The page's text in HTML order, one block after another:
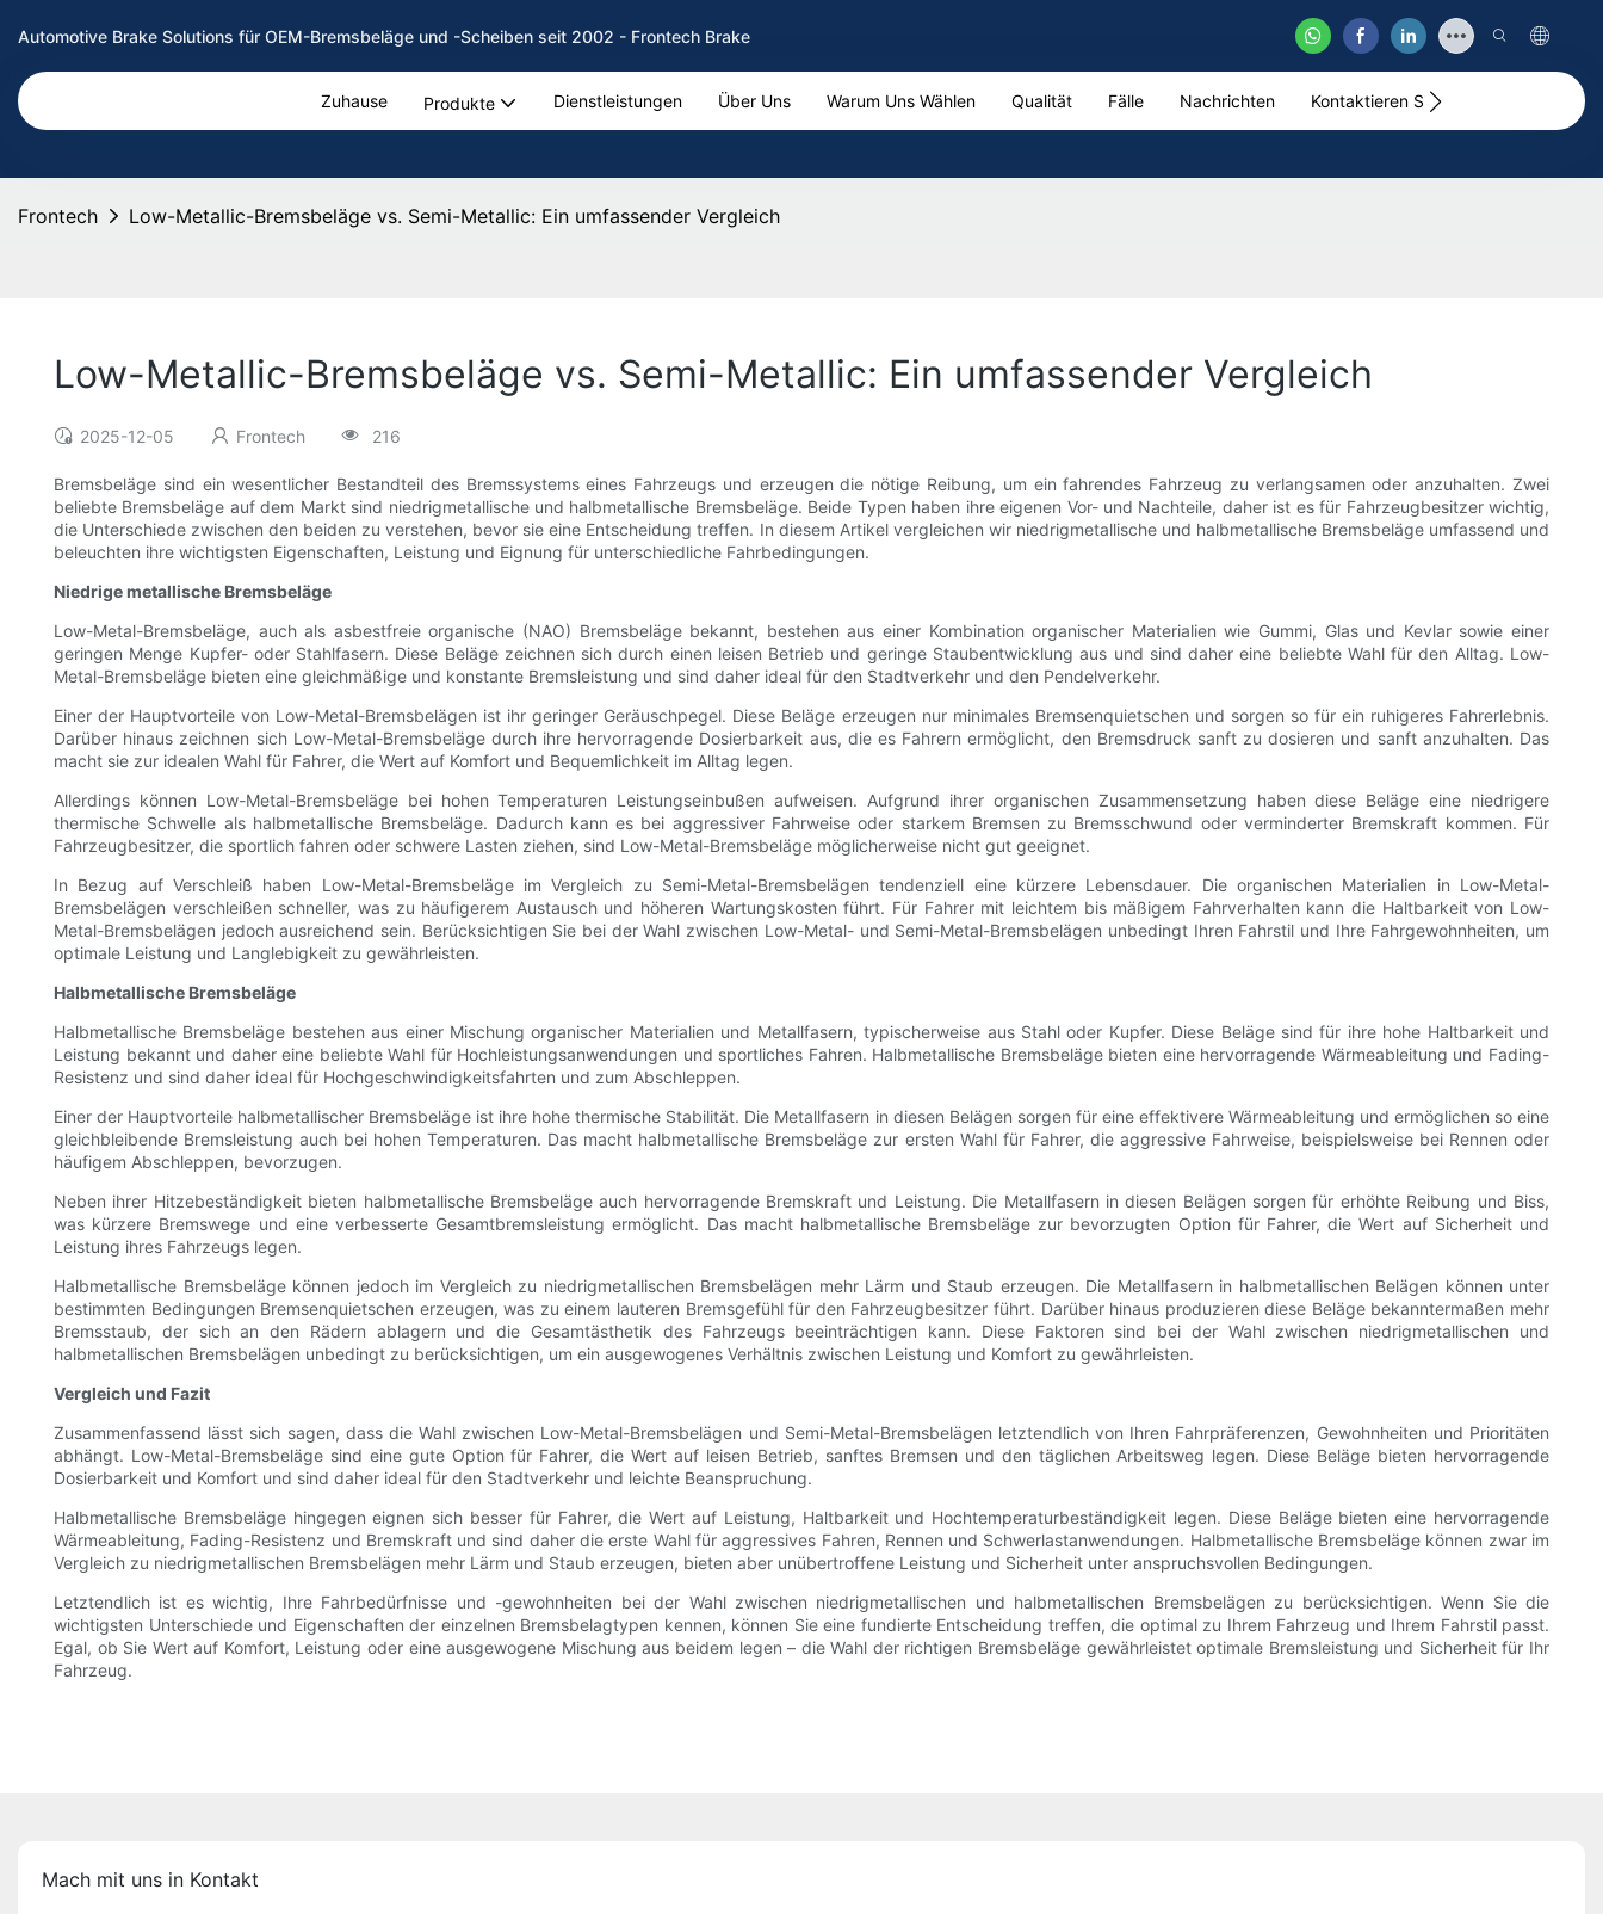
Automotive Brake Solutions für OEM-Bremsbeläge und -Scheiben seit 2002 - Frontech Brake
Zuhause Produkte Dienstleistungen Über Uns Warum Uns Wählen Qualität Fälle Nachrichten Kontaktieren Sie Uns
Frontech Low-Metallic-Bremsbeläge vs. Semi-Metallic: Ein umfassender Vergleich
Low-Metallic-Bremsbeläge vs. Semi-Metallic: Ein umfassender Vergleich
2025-12-05 Frontech 216
Bremsbeläge sind ein wesentlicher Bestandteil des Bremssystems eines Fahrzeugs und erzeugen die nötige Reibung, um ein fahrendes Fahrzeug zu verlangsamen oder anzuhalten. Zwei
beliebte Bremsbeläge auf dem Markt sind niedrigmetallische und halbmetallische Bremsbeläge. Beide Typen haben ihre eigenen Vor- und Nachteile, daher ist es für Fahrzeugbesitzer wichtig,
die Unterschiede zwischen den beiden zu verstehen, bevor sie eine Entscheidung treffen. In diesem Artikel vergleichen wir niedrigmetallische und halbmetallische Bremsbeläge umfassend und
beleuchten ihre wichtigsten Eigenschaften, Leistung und Eignung für unterschiedliche Fahrbedingungen.
Niedrige metallische Bremsbeläge
Low-Metal-Bremsbeläge, auch als asbestfreie organische (NAO) Bremsbeläge bekannt, bestehen aus einer Kombination organischer Materialien wie Gummi, Glas und Kevlar sowie einer
geringen Menge Kupfer- oder Stahlfasern. Diese Beläge zeichnen sich durch einen leisen Betrieb und geringe Staubentwicklung aus und sind daher eine beliebte Wahl für den Alltag. Low-
Metal-Bremsbeläge bieten eine gleichmäßige und konstante Bremsleistung und sind daher ideal für den Stadtverkehr und den Pendelverkehr.
Einer der Hauptvorteile von Low-Metal-Bremsbelägen ist ihr geringer Geräuschpegel. Diese Beläge erzeugen nur minimales Bremsenquietschen und sorgen so für ein ruhigeres Fahrerlebnis.
Darüber hinaus zeichnen sich Low-Metal-Bremsbeläge durch ihre hervorragende Dosierbarkeit aus, die es Fahrern ermöglicht, den Bremsdruck sanft zu dosieren und sanft anzuhalten. Das
macht sie zur idealen Wahl für Fahrer, die Wert auf Komfort und Bequemlichkeit im Alltag legen.
Allerdings können Low-Metal-Bremsbeläge bei hohen Temperaturen Leistungseinbußen aufweisen. Aufgrund ihrer organischen Zusammensetzung haben diese Beläge eine niedrigere
thermische Schwelle als halbmetallische Bremsbeläge. Dadurch kann es bei aggressiver Fahrweise oder starkem Bremsen zu Bremsschwund oder verminderter Bremskraft kommen. Für
Fahrzeugbesitzer, die sportlich fahren oder schwere Lasten ziehen, sind Low-Metal-Bremsbeläge möglicherweise nicht gut geeignet.
In Bezug auf Verschleiß haben Low-Metal-Bremsbeläge im Vergleich zu Semi-Metal-Bremsbelägen tendenziell eine kürzere Lebensdauer. Die organischen Materialien in Low-Metal-
Bremsbelägen verschleißen schneller, was zu häufigerem Austausch und höheren Wartungskosten führt. Für Fahrer mit leichtem bis mäßigem Fahrverhalten kann die Haltbarkeit von Low-
Metal-Bremsbelägen jedoch ausreichend sein. Berücksichtigen Sie bei der Wahl zwischen Low-Metal- und Semi-Metal-Bremsbelägen unbedingt Ihren Fahrstil und Ihre Fahrgewohnheiten, um
optimale Leistung und Langlebigkeit zu gewährleisten.
Halbmetallische Bremsbeläge
Halbmetallische Bremsbeläge bestehen aus einer Mischung organischer Materialien und Metallfasern, typischerweise aus Stahl oder Kupfer. Diese Beläge sind für ihre hohe Haltbarkeit und
Leistung bekannt und daher eine beliebte Wahl für Hochleistungsanwendungen und sportliches Fahren. Halbmetallische Bremsbeläge bieten eine hervorragende Wärmeableitung und Fading-
Resistenz und sind daher ideal für Hochgeschwindigkeitsfahrten und zum Abschleppen.
Einer der Hauptvorteile halbmetallischer Bremsbeläge ist ihre hohe thermische Stabilität. Die Metallfasern in diesen Belägen sorgen für eine effektivere Wärmeableitung und ermöglichen so eine
gleichbleibende Bremsleistung auch bei hohen Temperaturen. Das macht halbmetallische Bremsbeläge zur ersten Wahl für Fahrer, die aggressive Fahrweise, beispielsweise bei Rennen oder
häufigem Abschleppen, bevorzugen.
Neben ihrer Hitzebeständigkeit bieten halbmetallische Bremsbeläge auch hervorragende Bremskraft und Leistung. Die Metallfasern in diesen Belägen sorgen für erhöhte Reibung und Biss,
was kürzere Bremswege und eine verbesserte Gesamtbremsleistung ermöglicht. Das macht halbmetallische Bremsbeläge zur bevorzugten Option für Fahrer, die Wert auf Sicherheit und
Leistung ihres Fahrzeugs legen.
Halbmetallische Bremsbeläge können jedoch im Vergleich zu niedrigmetallischen Bremsbelägen mehr Lärm und Staub erzeugen. Die Metallfasern in halbmetallischen Belägen können unter
bestimmten Bedingungen Bremsenquietschen erzeugen, was zu einem lauteren Bremsgefühl für den Fahrzeugbesitzer führt. Darüber hinaus produzieren diese Beläge bekanntermaßen mehr
Bremsstaub, der sich an den Rädern ablagern und die Gesamtästhetik des Fahrzeugs beeinträchtigen kann. Diese Faktoren sind bei der Wahl zwischen niedrigmetallischen und
halbmetallischen Bremsbelägen unbedingt zu berücksichtigen, um ein ausgewogenes Verhältnis zwischen Leistung und Komfort zu gewährleisten.
Vergleich und Fazit
Zusammenfassend lässt sich sagen, dass die Wahl zwischen Low-Metal-Bremsbelägen und Semi-Metal-Bremsbelägen letztendlich von Ihren Fahrpräferenzen, Gewohnheiten und Prioritäten
abhängt. Low-Metal-Bremsbeläge sind eine gute Option für Fahrer, die Wert auf leisen Betrieb, sanftes Bremsen und den täglichen Arbeitsweg legen. Diese Beläge bieten hervorragende
Dosierbarkeit und Komfort und sind daher ideal für den Stadtverkehr und leichte Beanspruchung.
Halbmetallische Bremsbeläge hingegen eignen sich besser für Fahrer, die Wert auf Leistung, Haltbarkeit und Hochtemperaturbeständigkeit legen. Diese Beläge bieten eine hervorragende
Wärmeableitung, Fading-Resistenz und Bremskraft und sind daher die erste Wahl für aggressives Fahren, Rennen und Schwerlastanwendungen. Halbmetallische Bremsbeläge können zwar im
Vergleich zu niedrigmetallischen Bremsbelägen mehr Lärm und Staub erzeugen, bieten aber unübertroffene Leistung und Sicherheit unter anspruchsvollen Bedingungen.
Letztendlich ist es wichtig, Ihre Fahrbedürfnisse und -gewohnheiten bei der Wahl zwischen niedrigmetallischen und halbmetallischen Bremsbelägen zu berücksichtigen. Wenn Sie die
wichtigsten Unterschiede und Eigenschaften der einzelnen Bremsbelagtypen kennen, können Sie eine fundierte Entscheidung treffen, die optimal zu Ihrem Fahrzeug und Ihrem Fahrstil passt.
Egal, ob Sie Wert auf Komfort, Leistung oder eine ausgewogene Mischung aus beidem legen – die Wahl der richtigen Bremsbeläge gewährleistet optimale Bremsleistung und Sicherheit für Ihr
Fahrzeug.
Mach mit uns in Kontakt